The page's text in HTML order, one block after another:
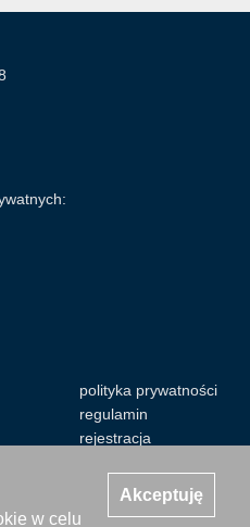
Akceptuję
w celu
polityka prywatności
regulamin
rejestracja